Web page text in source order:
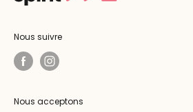
Nous suivre
Nous acceptons